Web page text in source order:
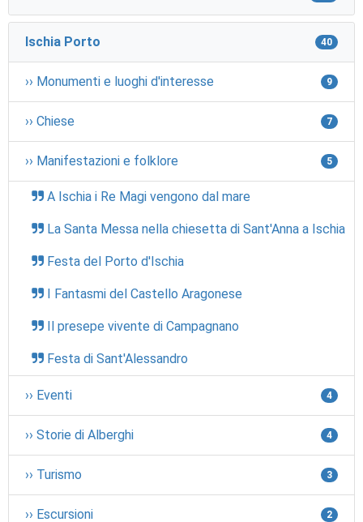
Ischia Porto 40
›› Monumenti e luoghi d'interesse 9
›› Chiese 7
›› Manifestazioni e folklore 5
A Ischia i Re Magi vengono dal mare
La Santa Messa nella chiesetta di Sant'Anna a Ischia
Festa del Porto d'Ischia
I Fantasmi del Castello Aragonese
Il presepe vivente di Campagnano
Festa di Sant'Alessandro
›› Eventi 4
›› Storie di Alberghi 4
›› Turismo 3
›› Escursioni 2